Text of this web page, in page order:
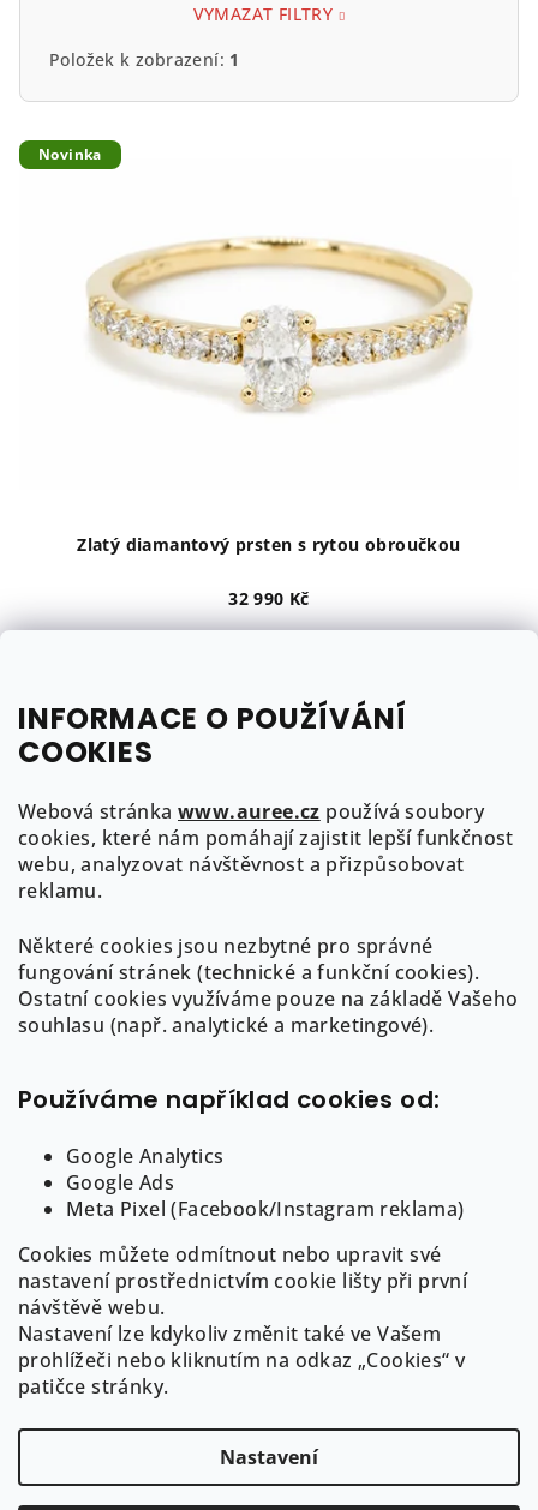
INFORMACE O POUŽÍVÁNÍ
COOKIES
Webová stránka www.auree.cz používá soubory
cookies, které nám pomáhají zajistit lepší funkčnost
webu, analyzovat návštěvnost a přizpůsobovat
reklamu.
Některé cookies jsou nezbytné pro správné
fungování stránek (technické a funkční cookies).
Ostatní cookies využíváme pouze na základě Vašeho
souhlasu (např. analytické a marketingové).
Používáme například cookies od:
Google Analytics
Google Ads
Meta Pixel (Facebook/Instagram reklama)
Cookies můžete odmítnout nebo upravit své
nastavení prostřednictvím cookie lišty při první
návštěvě webu.
Nastavení lze kdykoliv změnit také ve Vašem
prohlížeči nebo kliknutím na odkaz „Cookies“ v
patičce stránky.
Nastavení
VYMAZAT FILTRY
Položek k zobrazení: 1
V
ý Novinka
Zlatý diamantový prsten s rytou obroučkou
32 990 Kč
O
v
d
a
c
í
r
v
p
i
s
u
1 položek celkem
p
a
Kontakt
info@auree.cz
722 21 21 92
Informace pro Vás
O AUREE
Obchodní podmínky
Puncovní značení a ryzost šperků
GDPR
Cookies